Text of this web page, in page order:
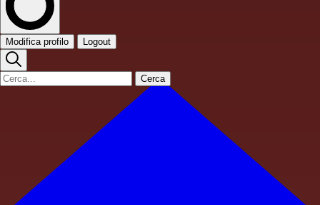
Modifica profilo Logout
Cerca